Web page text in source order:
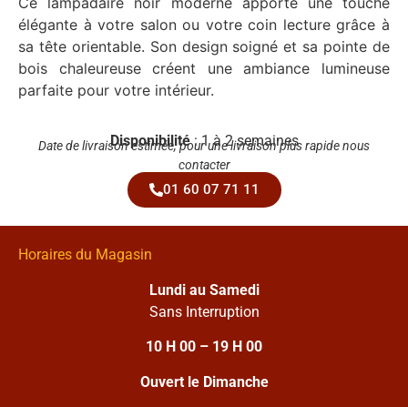
élégante à votre salon ou votre coin lecture grâce à
sa tête orientable. Son design soigné et sa pointe de
bois chaleureuse créent une ambiance lumineuse
parfaite pour votre intérieur.
Disponibilité: 1 à 2 semaines
Date de livraison estimée, pour une livraison plus rapide nous
contacter
01 60 07 71 11
Horaires du Magasin
Lundi au Samedi
Sans Interruption
10 H 00 – 19 H 00
Ouvert le Dimanche